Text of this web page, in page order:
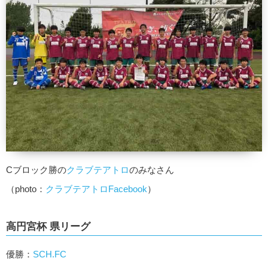
Cブロック勝のクラブテアトロのみなさん
（photo： クラブテアトロFacebook）
高円宮杯 県リーグ
優勝： SCH.FC